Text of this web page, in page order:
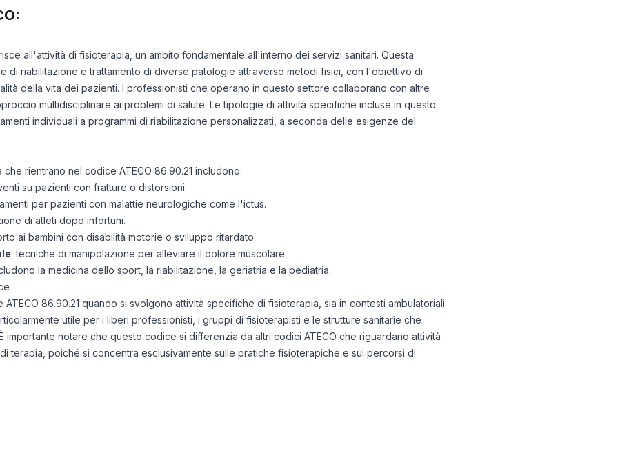
all'attività di fisioterapia, un ambito fondamentale all'interno dei servizi sanitari. Questa
di riabilitazione e trattamento di diverse patologie attraverso metodi fisici, con l'obiettivo di
della vita dei pazienti. I professionisti che operano in questo settore collaborano con altre
multidisciplinare ai problemi di salute. Le tipologie di attività specifiche incluse in questo
individuali a programmi di riabilitazione personalizzati, a seconda delle esigenze del
rientrano nel codice ATECO 86.90.21 includono:
su pazienti con fratture o distorsioni.
per pazienti con malattie neurologiche come l'ictus.
di atleti dopo infortuni.
ai bambini con disabilità motorie o sviluppo ritardato.
: tecniche di manipolazione per alleviare il dolore muscolare.
la medicina dello sport, la riabilitazione, la geriatria e la pediatria.
86.90.21 quando si svolgono attività specifiche di fisioterapia, sia in contesti ambulatoriali
utile per i liberi professionisti, i gruppi di fisioterapisti e le strutture sanitarie che
importante notare che questo codice si differenzia da altri codici ATECO che riguardano attività
terapia, poiché si concentra esclusivamente sulle pratiche fisioterapiche e sui percorsi di